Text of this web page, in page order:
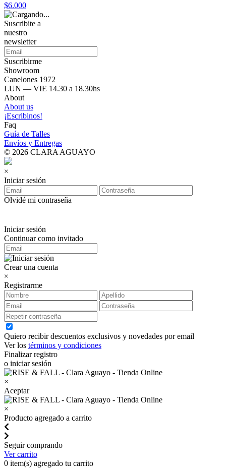
$6.000
Suscribite a
nuestro
newsletter
Suscribirme
Showroom
Canelones 1972
LUN — VIE 14.30 a 18.30hs
About
About us
¡Escribinos!
Faq
Guía de Talles
Envíos y Entregas
© 2026 CLARA AGUAYO
×
Iniciar sesión
Olvidé mi contraseña
Iniciar sesión
Continuar como invitado
Crear una cuenta
×
Registrarme
Quiero recibir descuentos exclusivos y novedades por email
Ver los términos y condiciones
Finalizar registro
o iniciar sesión
×
Aceptar
×
Producto agregado a carrito
Seguir comprando
Ver carrito
0 item(s) agregado tu carrito